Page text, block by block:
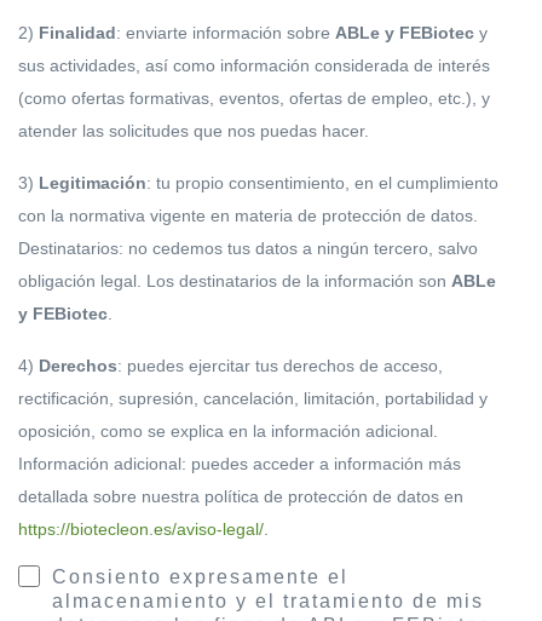
2) Finalidad: enviarte información sobre ABLe y FEBiotec y
sus actividades, así como información considerada de interés
(como ofertas formativas, eventos, ofertas de empleo, etc.), y
atender las solicitudes que nos puedas hacer.
3) Legitimación: tu propio consentimiento, en el cumplimiento
con la normativa vigente en materia de protección de datos.
Destinatarios: no cedemos tus datos a ningún tercero, salvo
obligación legal. Los destinatarios de la información son ABLe
y FEBiotec
4) Derechos: puedes ejercitar tus derechos de acceso,
rectificación, supresión, cancelación, limitación, portabilidad y
oposición, como se explica en la información adicional.
Información adicional: puedes acceder a información más
detallada sobre nuestra política de protección de datos en
https://biotecleon.es/aviso-legal/
Consiento expresamente el
almacenamiento y el tratamiento de mis